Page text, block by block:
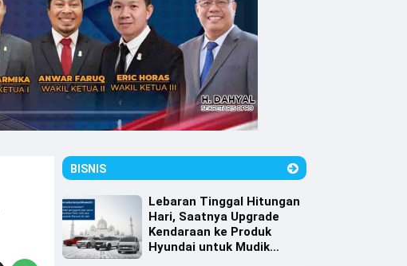
BISNIS
Lebaran Tinggal Hitungan
Hari, Saatnya Upgrade
Kendaraan ke Produk
Hyundai untuk Mudik